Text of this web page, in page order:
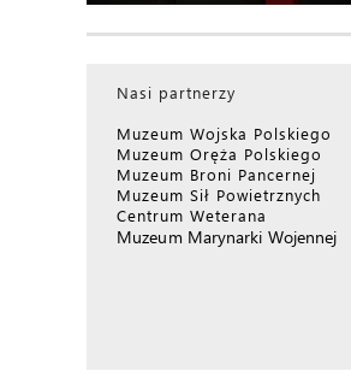
Nasi partnerzy
Muzeum Wojska Polskiego
Muzeum Oręża Polskiego
Muzeum Broni Pancernej
Muzeum Sił Powietrznych
Centrum Weterana
Muzeum Marynarki Wojennej